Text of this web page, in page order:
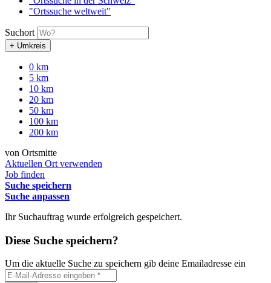
"Ortssuche weltweit"
Suchort
+ Umkreis
0 km
5 km
10 km
20 km
50 km
100 km
200 km
von Ortsmitte
Aktuellen Ort verwenden
Job finden
Suche speichern
Suche anpassen
Ihr Suchauftrag wurde erfolgreich gespeichert.
Diese Suche speichern?
Um die aktuelle Suche zu speichern gib deine Emailadresse ein